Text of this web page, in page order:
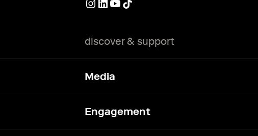
External link
External link
External link
External link
discover & support
Media
Engagement